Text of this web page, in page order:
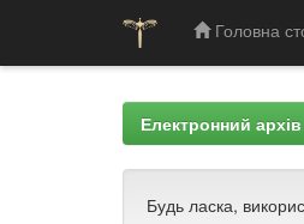
Головна
Електронний
Будь ласка,